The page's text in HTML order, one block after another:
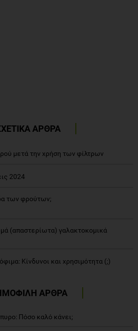
ΑΡΘΡΑ
μετά την χρήση των φίλτρων
2024
των φρούτων;
(απαστερίωτα) γαλακτοκομικά
Κίνδυνοι και χρησιμότητα (;)
ΑΡΘΡΑ
Πόσο καλό κάνει;